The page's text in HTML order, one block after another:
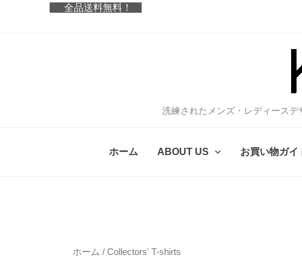
全品送料無料！
洗練されたメンズ・レディースデ
ホーム ABOUT US お買い物ガイ
ホーム / Collectors' T-shirts